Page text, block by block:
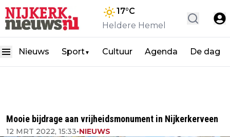
17°C
Heldere Hemel
Nieuws Sport▼ Cultuur Agenda De dag
Mooie bijdrage aan vrijheidsmonument in Nijkerkerveen
12 MRT 2022, 15:33•NIEUWS